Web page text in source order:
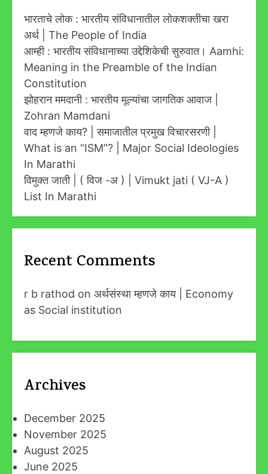
भारताचे लोक : भारतीय संविधानातील लोकशक्तीचा खरा
अर्थ | The People of India
आम्ही : भारतीय संविधानाच्या उद्देशिकेची सुरुवात। Aamhi:
Meaning in the Preamble of the Indian
Constitution
झोहरान ममदानी : भारतीय मूल्यांचा जागतिक आवाज |
Zohran Mamdani
वाद म्हणजे काय? | समाजातील प्रमुख विचारसरणी |
What is an “ISM”? | Major Social Ideologies
In Marathi
विमुक्त जाती | ( विज -अ ) | Vimukt jati ( VJ-A )
List In Marathi
Recent Comments
r b rathod on अर्थसंस्था म्हणजे काय | Economy
as Social institution
Archives
December 2025
November 2025
August 2025
June 2025